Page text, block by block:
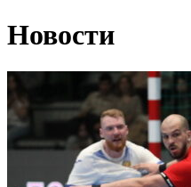
Новости